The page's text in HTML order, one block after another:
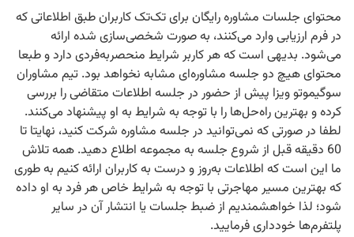
محتوای جلسات مشاوره رایگان برای تک‌تک کاربران طبق اطلاعاتی که
در فرم ارزیابی وارد می‌کنند، به صورت شخصی‌سازی شده ارائه
می‌شود. بدیهی است که هر کاربر شرایط منحصربه‌فردی دارد و طبعا
محتوای هیچ دو جلسه مشاوره‌ای مشابه نخواهد بود. تیم مشاوران
سوگیموتو ویزا پیش از حضور در جلسه اطلاعات متقاضی را بررسی
کرده و بهترین راه‌حل‌ها را با توجه به شرایط به او پیشنهاد می‌کنند.
لطفا در صورتی که نمی‌توانید در جلسه مشاوره شرکت کنید، نهایتا تا
60 دقیقه قبل از شروع جلسه به مجموعه اطلاع دهید. همه تلاش
ما این است که اطلاعات به‌روز و درست به کاربران ارائه کنیم به طوری
که بهترین مسیر مهاجرتی با توجه به شرایط خاص هر فرد به او داده
شود؛ لذا خواهشمندیم از ضبط جلسات یا انتشار آن در سایر
پلتفرم‌ها خودداری فرمایید.